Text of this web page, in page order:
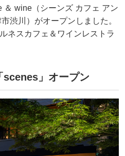
＆ wine（シーンズ カフェ アン
渋川）がオープンしました。
ネスカフェ＆ワインレストラ
scenes」オープン